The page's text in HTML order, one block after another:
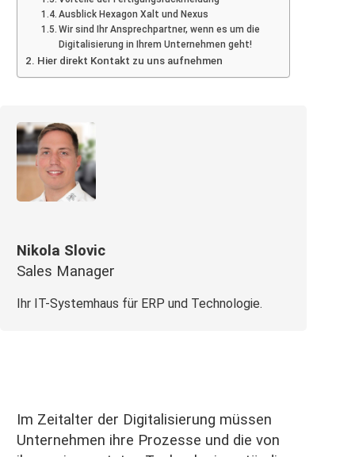
Ausblick Hexagon Xalt und Nexus
Wir sind Ihr Ansprechpartner, wenn es um die
Digitalisierung in Ihrem Unternehmen geht!
Hier direkt Kontakt zu uns aufnehmen
Nikola Slovic
Sales Manager
Ihr IT-Systemhaus für ERP und Technologie.
Im Zeitalter der Digitalisierung müssen
Unternehmen ihre Prozesse und die von